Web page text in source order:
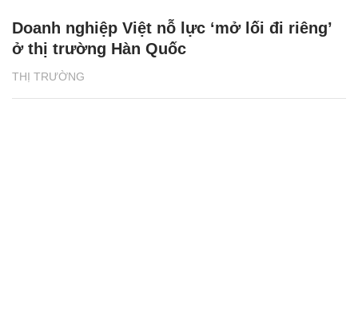
THỊ TRƯỜNG
Doanh nghiệp Việt nỗ lực ‘mở lối đi riêng’
ở thị trường Hàn Quốc